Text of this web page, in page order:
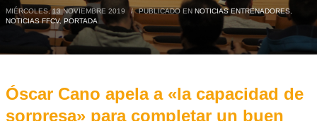
MIÉRCOLES, 13 NOVIEMBRE 2019 / PUBLICADO EN NOTICIAS ENTRENADORES,
NOTICIAS FFCV, PORTADA
Óscar Cano apela a «la capacidad de
sorpresa» para completar un buen